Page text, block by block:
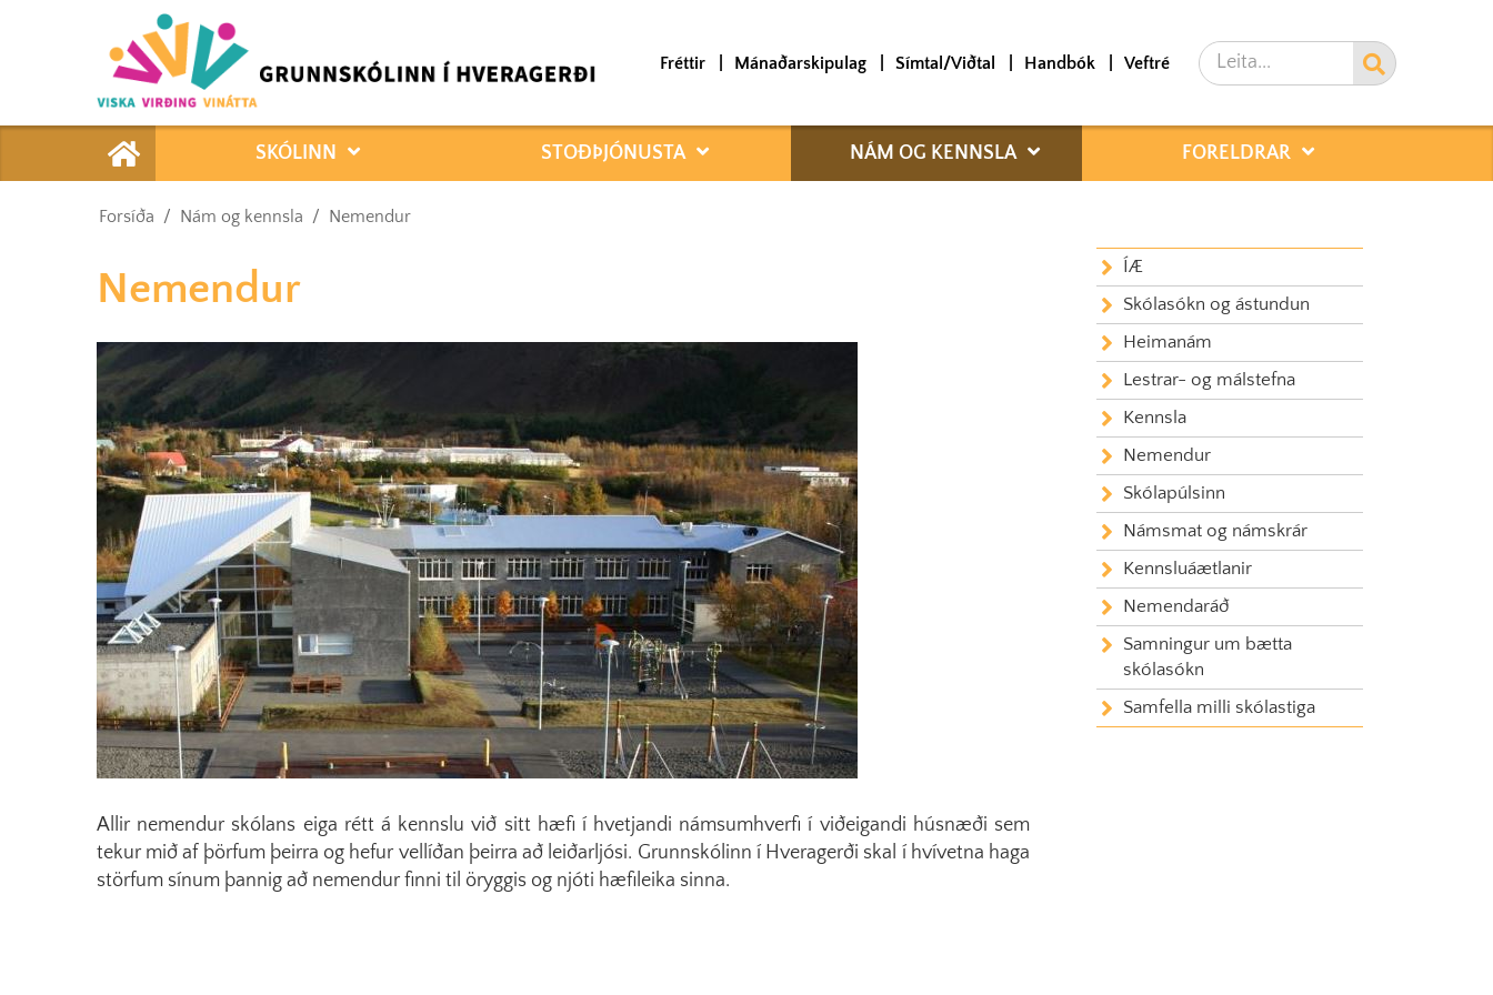
Forsíða SKÓLINN STOÐÞJÓNUSTA NÁM OG KENNSLA FORELDRAR
Fréttir Mánaðarskipulag Símtal/Viðtal Handbók Veftré Leita
Forsíða / Nám og kennsla / Nemendur
Nemendur
Allir nemendur skólans eiga rétt á kennslu við sitt hæfi í hvetjandi námsumhverfi í viðeigandi húsnæði sem
tekur mið af þörfum þeirra og hefur vellíðan þeirra að leiðarljósi. Grunnskólinn í Hveragerði skal í hvívetna haga
störfum sínum þannig að nemendur finni til öryggis og njóti hæfileika sinna.
ÍÆ
Skólasókn og ástundun
Heimanám
Lestrar- og málstefna
Kennsla
Nemendur
Skólapúlsinn
Námsmat og námskrár
Kennsluáætlanir
Nemendaráð
Samningur um bætta
skólasókn
Samfella milli skólastiga